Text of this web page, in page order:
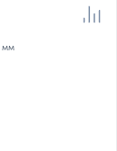
мм